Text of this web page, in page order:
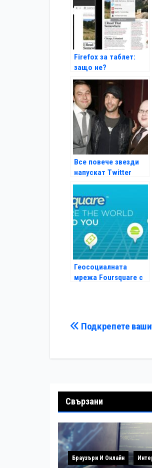
Firefox за таблет:
защо не?
Все повече звезди
напускат Twitter
Геосоциалната
мрежа Foursquare с
Навигация
Подкрепете
Свързани
Браузъри И Онлайн